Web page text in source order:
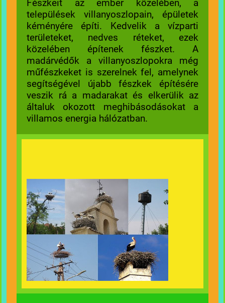
Fészkeit az ember közelében, a
települések villanyoszlopain, épületek
kéményére építi. Kedvelik a vízparti
területeket, nedves réteket, ezek
közelében építenek fészket. A
madárvédők a villanyoszlopokra még
műfészkeket is szerelnek fel, amelynek
segítségével újabb fészkek építésére
veszik rá a madarakat és elkerülik az
általuk okozott meghibásodásokat a
villamos energia hálózatban.